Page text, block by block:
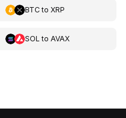
BTCto XRP
SOL to AVAX